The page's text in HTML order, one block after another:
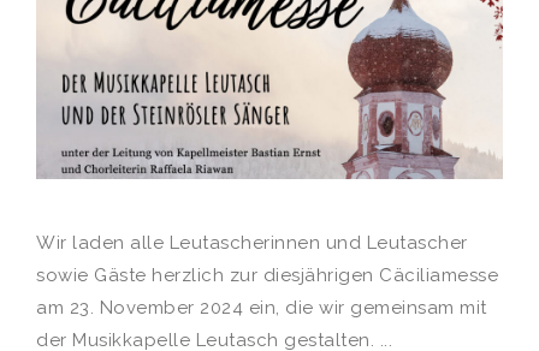
Wir laden alle Leutascherinnen und Leutascher
sowie Gäste herzlich zur diesjährigen Cäciliamesse
am 23. November 2024 ein, die wir gemeinsam mit
der Musikkapelle Leutasch gestalten. ...